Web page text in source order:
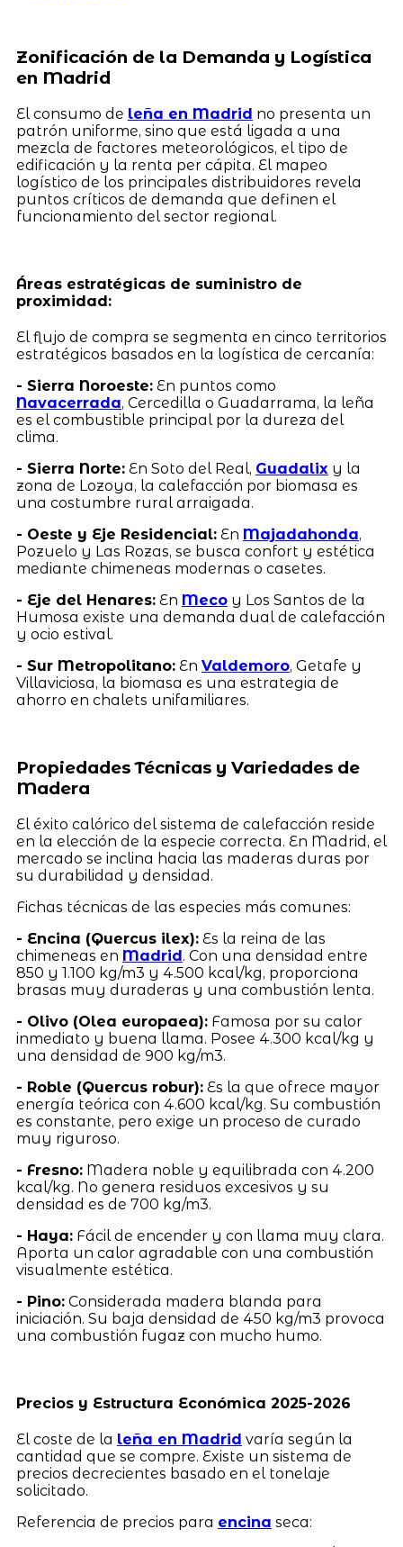
Zonificación de la Demanda y Logística
en Madrid
El consumo de leña en Madrid no presenta un
patrón uniforme, sino que está ligada a una
mezcla de factores meteorológicos, el tipo de
edificación y la renta per cápita. El mapeo
logístico de los principales distribuidores revela
puntos críticos de demanda que definen el
funcionamiento del sector regional.
Áreas estratégicas de suministro de
proximidad:
El flujo de compra se segmenta en cinco territorios
estratégicos basados en la logística de cercanía:
- Sierra Noroeste:En puntos como
Navacerrada, Cercedilla o Guadarrama, la leña
es el combustible principal por la dureza del
clima.
- Sierra Norte:En Soto del Real, Guadalixy la
zona de Lozoya, la calefacción por biomasa es
una costumbre rural arraigada.
- Oeste y Eje Residencial:En Majadahonda,
Pozuelo y Las Rozas, se busca confort y estética
mediante chimeneas modernas o casetes.
- Eje del Henares:En Mecoy Los Santos de la
Humosa existe una demanda dual de calefacción
y ocio estival.
- Sur Metropolitano:En Valdemoro, Getafe y
Villaviciosa, la biomasa es una estrategia de
ahorro en chalets unifamiliares.
Propiedades Técnicas y Variedades de
Madera
El éxito calórico del sistema de calefacción reside
en la elección de la especie correcta. En Madrid, el
mercado se inclina hacia las maderas duras por
su durabilidad y densidad.
Fichas técnicas de las especies más comunes:
- Encina (Quercus ilex):Es la reina de las
chimeneas en Madrid. Con una densidad entre
850 y 1.100 kg/m3 y 4.500 kcal/kg, proporciona
brasas muy duraderas y una combustión lenta.
- Olivo (Olea europaea):Famosa por su calor
inmediato y buena llama. Posee 4.300 kcal/kg y
una densidad de 900 kg/m3.
- Roble (Quercus robur):Es la que ofrece mayor
energía teórica con 4.600 kcal/kg. Su combustión
es constante, pero exige un proceso de curado
muy riguroso.
- Fresno:Madera noble y equilibrada con 4.200
kcal/kg. No genera residuos excesivos y su
densidad es de 700 kg/m3.
- Haya:Fácil de encender y con llama muy clara.
Aporta un calor agradable con una combustión
visualmente estética.
- Pino:Considerada madera blanda para
iniciación. Su baja densidad de 450 kg/m3 provoca
una combustión fugaz con mucho humo.
Precios y Estructura Económica 2025-2026
El coste de la leña en Madrid varía según la
cantidad que se compre. Existe un sistema de
precios decrecientes basado en el tonelaje
solicitado.
Referencia de precios para encina seca: